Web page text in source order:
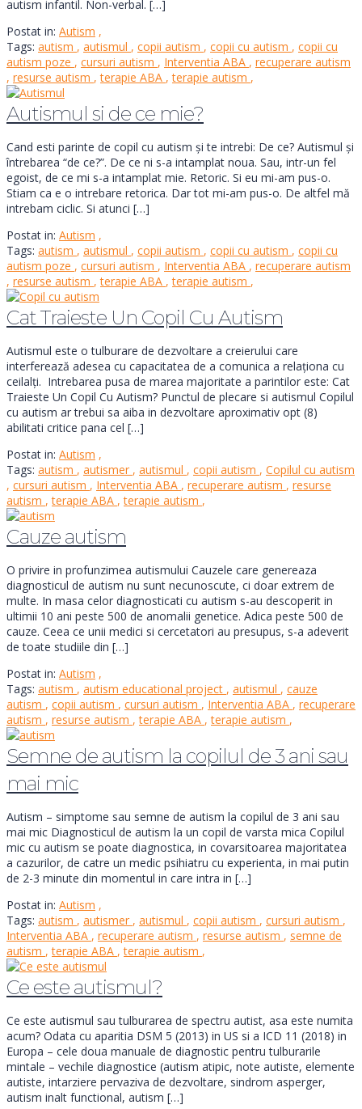
autism infantil. Non-verbal. […]
Postat in: Autism ,
Tags: autism , autismul , copii autism , copii cu autism , copii cu
autism poze , cursuri autism , Interventia ABA , recuperare autism
, resurse autism , terapie ABA , terapie autism ,
Autismul si de ce mie?
Cand esti parinte de copil cu autism și te intrebi: De ce? Autismul și
întrebarea “de ce?”. De ce ni s-a intamplat noua. Sau, intr-un fel
egoist, de ce mi s-a intamplat mie. Retoric. Si eu mi-am pus-o.
Stiam ca e o intrebare retorica. Dar tot mi-am pus-o. De altfel mă
intrebam ciclic. Si atunci […]
Postat in: Autism ,
Tags: autism , autismul , copii autism , copii cu autism , copii cu
autism poze , cursuri autism , Interventia ABA , recuperare autism
, resurse autism , terapie ABA , terapie autism ,
Cat Traieste Un Copil Cu Autism
Autismul este o tulburare de dezvoltare a creierului care
interferează adesea cu capacitatea de a comunica a relaționa cu
ceilalți. Intrebarea pusa de marea majoritate a parintilor este: Cat
Traieste Un Copil Cu Autism? Punctul de plecare si autismul Copilul
cu autism ar trebui sa aiba in dezvoltare aproximativ opt (8)
abilitati critice pana cel […]
Postat in: Autism ,
Tags: autism , autismer , autismul , copii autism , Copilul cu autism
, cursuri autism , Interventia ABA , recuperare autism , resurse
autism , terapie ABA , terapie autism ,
Cauze autism
O privire in profunzimea autismului Cauzele care genereaza
diagnosticul de autism nu sunt necunoscute, ci doar extrem de
multe. In masa celor diagnosticati cu autism s-au descoperit in
ultimii 10 ani peste 500 de anomalii genetice. Adica peste 500 de
cauze. Ceea ce unii medici si cercetatori au presupus, s-a adeverit
de toate studiile din […]
Postat in: Autism ,
Tags: autism , autism educational project , autismul , cauze
autism , copii autism , cursuri autism , Interventia ABA , recuperare
autism , resurse autism , terapie ABA , terapie autism ,
Semne de autism la copilul de 3 ani sau
mai mic
Autism – simptome sau semne de autism la copilul de 3 ani sau
mai mic Diagnosticul de autism la un copil de varsta mica Copilul
mic cu autism se poate diagnostica, in covarsitoarea majoritatea
a cazurilor, de catre un medic psihiatru cu experienta, in mai putin
de 2-3 minute din momentul in care intra in […]
Postat in: Autism ,
Tags: autism , autismer , autismul , copii autism , cursuri autism ,
Interventia ABA , recuperare autism , resurse autism , semne de
autism , terapie ABA , terapie autism ,
Ce este autismul?
Ce este autismul sau tulburarea de spectru autist, asa este numita
acum? Odata cu aparitia DSM 5 (2013) in US si a ICD 11 (2018) in
Europa – cele doua manuale de diagnostic pentru tulburarile
mintale – vechile diagnostice (autism atipic, note autiste, elemente
autiste, intarziere pervaziva de dezvoltare, sindrom asperger,
autism inalt functional, autism […]